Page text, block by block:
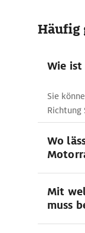
Häufig
Wie
Sie
Richtung
Wo
Mit
muss